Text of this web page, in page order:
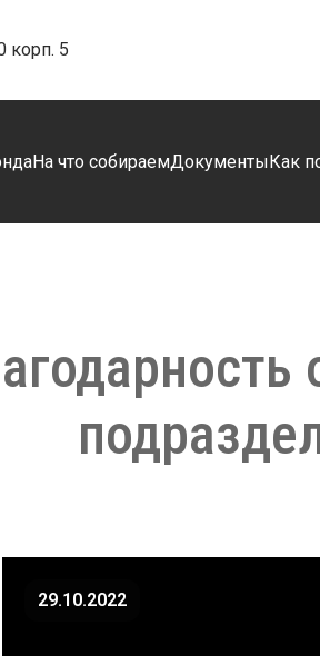
корп. 5
На что собираемДокументыКак
29.10.2022